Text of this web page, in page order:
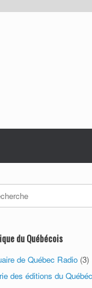
du Québécois
de Québec Radio (3)
des éditions du